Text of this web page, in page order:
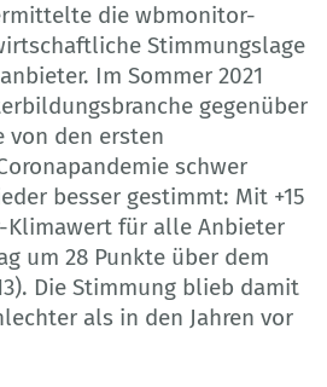
die wbmonitor-
Stimmungslage
Im Sommer 2021
gegenüber
von den ersten
schwer
besser gestimmt: Mit +15
für alle Anbieter
um 28 Punkte über dem
Die Stimmung blieb damit
als in den Jahren vor